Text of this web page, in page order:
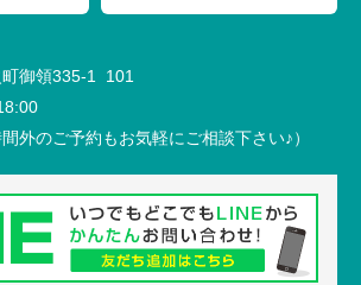
御領335-1 101
外のご予約もお気軽にご相談下さい♪）